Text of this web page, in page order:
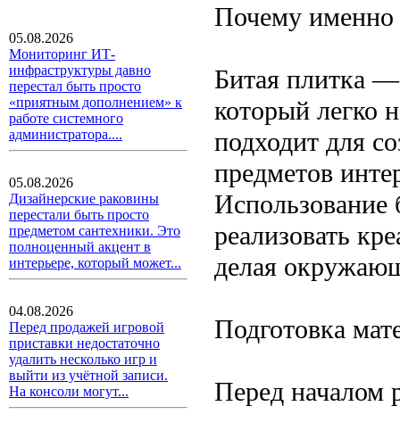
05.08.2026
Мониторинг ИТ-
инфраструктуры давно
перестал быть просто
«приятным дополнением» к
работе системного
администратора....
05.08.2026
Дизайнерские раковины
перестали быть просто
предметом сантехники. Это
полноценный акцент в
интерьере, который может...
04.08.2026
Перед продажей игровой
приставки недостаточно
удалить несколько игр и
выйти из учётной записи.
На консоли могут...
Почему именно
Битая плитка
который легко
подходит для
предметов
Использование
реализовать
делая
Подготовка
Перед началом